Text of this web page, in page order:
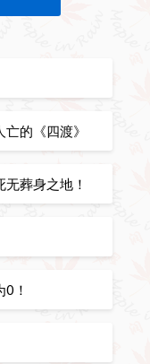
的《四渡》
葬身之地！
！